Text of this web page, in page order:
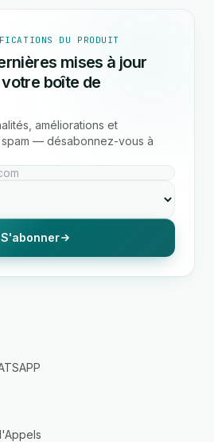
DU PRODUIT
mises à jour
boîte de
améliorations et
— désabonnez-vous à
S'abonner